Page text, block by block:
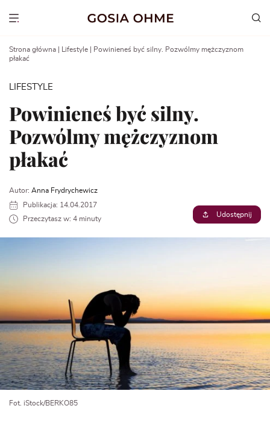
Show menu
Strona główna Lifestyle
Powinieneś być silny. Pozwólmy mężczyznom
płakać
LIFESTYLE
Powinieneś być silny.
Pozwólmy mężczyznom
płakać
Autor: Anna Frydrychewicz
Publikacja: 14.04.2017
Przeczytasz w: 4 minuty
Udostępnij
Fot. iStock/BERKO85